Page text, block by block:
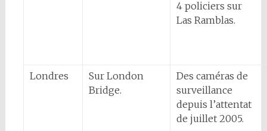
4 policiers sur
Las Ramblas.
Londres
Sur London
Bridge.
Des caméras de
surveillance
depuis l’attentat
de juillet 2005.